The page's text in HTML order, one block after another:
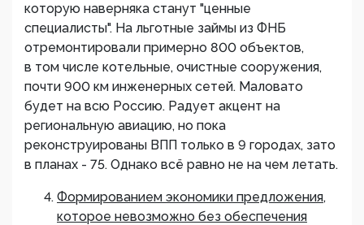
которую наверняка станут "ценные
специалисты". На льготные займы из ФНБ
отремонтировали примерно 800 объектов,
в том числе котельные, очистные сооружения,
почти 900 км инженерных сетей. Маловато
будет на всю Россию. Радует акцент на
региональную авиацию, но пока
реконструированы ВПП только в 9 городах, зато
в планах - 75. Однако всё равно не на чем летать.
Формированием экономики предложения,
которое невозможно без обеспечения